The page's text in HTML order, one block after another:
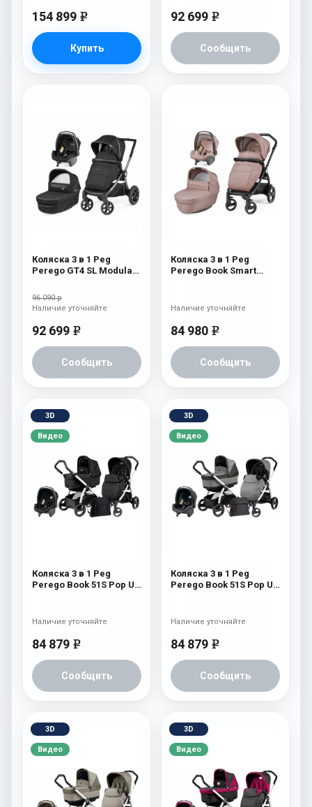
154 899 e
Купить
92 699 e
Сообщить
Коляска 3 в 1 Peg
Perego GT4 SL Modular
96 090 р
92 699 e
Сообщить
Наличие уточняйте
Коляска 3 в 1 Peg
Perego Book Smart
84 980 e
Сообщить
Наличие уточняйте
3D
Видео
Коляска 3 в 1 Peg
Perego Book 51S Pop Up
84 879 e
Сообщить
Наличие уточняйте
3D
Видео
Коляска 3 в 1 Peg
Perego Book 51S Pop Up
84 879 e
Сообщить
Наличие уточняйте
3D
Видео
3D
Видео